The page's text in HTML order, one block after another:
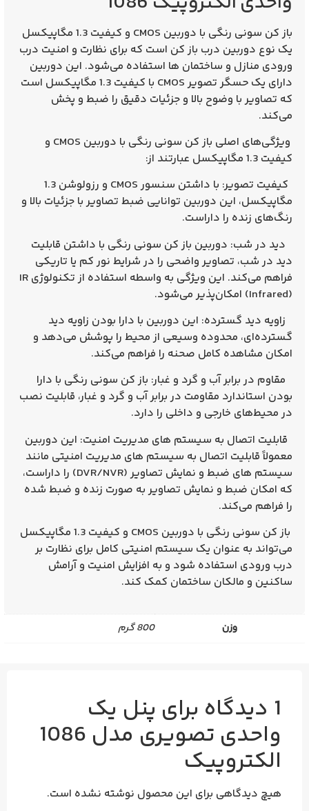
باز کن سونی رنگی با دوربین CMOS و کیفیت 1.3 مگاپیکسل
یک نوع دوربین درب باز کن است که برای نظارت و امنیت درب
ورودی منازل و ساختمان‌ ها استفاده می‌شود. این دوربین
دارای یک حسگر تصویر CMOS با کیفیت 1.3 مگاپیکسل است
که تصاویر با وضوح بالا و جزئیات دقیق را ضبط و پخش
می‌کند.
ویژگی‌های اصلی باز کن سونی رنگی با دوربین CMOS و
کیفیت 1.3 مگاپیکسل عبارتند از:
کیفیت تصویر: با داشتن سنسور CMOS و رزولوشن 1.3
مگاپیکسل، این دوربین توانایی ضبط تصاویر با جزئیات بالا و
رنگ‌های زنده را داراست.
دید در شب: دوربین باز کن سونی رنگی با داشتن قابلیت
دید در شب، تصاویر واضحی را در شرایط نور کم یا تاریکی
فراهم می‌کند. این ویژگی به واسطه استفاده از تکنولوژی IR
(Infrared) امکان‌پذیر می‌شود.
زاویه دید گسترده: این دوربین با دارا بودن زاویه دید
گسترده‌ای، محدوده وسیعی از محیط را پوشش می‌دهد و
امکان مشاهده کامل صحنه را فراهم می‌کند.
مقاوم در برابر آب و گرد و غبار: باز کن سونی رنگی با دارا
بودن استاندارد مقاومت در برابر آب و گرد و غبار، قابلیت نصب
در محیط‌های خارجی و داخلی را دارد.
قابلیت اتصال به سیستم‌ های مدیریت امنیت: این دوربین
معمولاً قابلیت اتصال به سیستم‌ های مدیریت امنیتی مانند
سیستم‌ های ضبط و نمایش تصاویر (DVR/NVR) را داراست،
که امکان ضبط و نمایش تصاویر به صورت زنده و ضبط شده
را فراهم می‌کند.
باز کن سونی رنگی با دوربین CMOS و کیفیت 1.3 مگاپیکسل
می‌تواند به عنوان یک سیستم امنیتی کامل برای نظارت بر
درب ورودی استفاده شود و به افزایش امنیت و آرامش
ساکنین و مالکان ساختمان کمک کند.
وزن 800 گرم
1 دیدگاه برای پنل یک
واحدی تصویری مدل 1086
الکتروپیک
هیچ دیدگاهی برای این محصول نوشته نشده است.